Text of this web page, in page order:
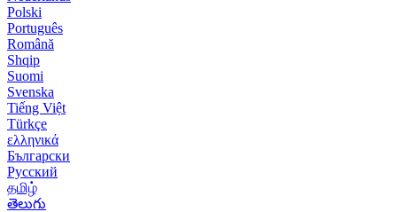
Polski
Português
Română
Shqip
Suomi
Svenska
Tiếng Việt
Türkçe
ελληνικά
Български
Русский
தமிழ்
తెలుగు